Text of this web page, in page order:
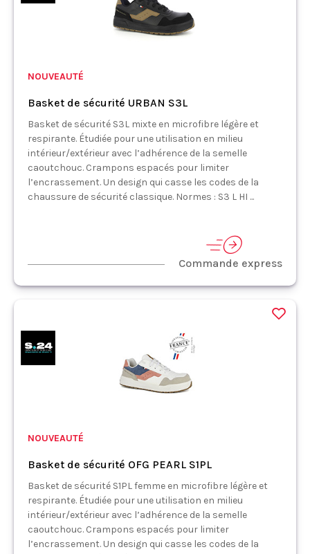
NOUVEAUTÉ
Basket de sécurité URBAN S3L
Basket de sécurité S3L mixte en microfibre légère et
respirante. Étudiée pour une utilisation en milieu
intérieur/extérieur avec l’adhérence de la semelle
caoutchouc. Crampons espacés pour limiter
l’encrassement. Un design qui casse les codes de la
chaussure de sécurité classique. Normes : S3 L HI ...
Commande express
NOUVEAUTÉ
Basket de sécurité OFG PEARL S1PL
Basket de sécurité S1PL femme en microfibre légère et
respirante. Étudiée pour une utilisation en milieu
intérieur/extérieur avec l’adhérence de la semelle
caoutchouc. Crampons espacés pour limiter
l’encrassement. Un design qui casse les codes de la